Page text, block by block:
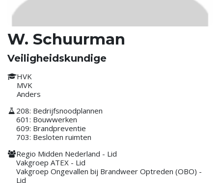
W. Schuurman
Veiligheidskundige
HVK
MVK
Anders
208: Bedrijfsnoodplannen
601: Bouwwerken
609: Brandpreventie
703: Besloten ruimten
Regio Midden Nederland - Lid
Vakgroep ATEX - Lid
Vakgroep Ongevallen bij Brandweer Optreden (OBO) -
Lid